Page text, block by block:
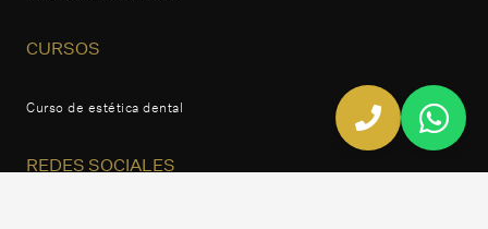
CURSOS
Curso de estética dental
REDES SOCIALES